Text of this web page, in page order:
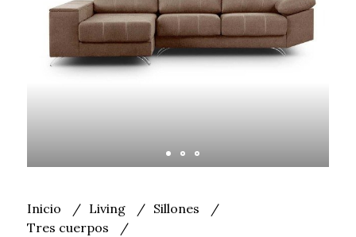
Inicio Living
Sillones
Tres cuerpos